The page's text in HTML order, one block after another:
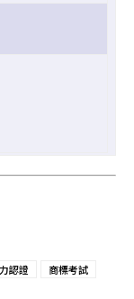
認證 商標考試